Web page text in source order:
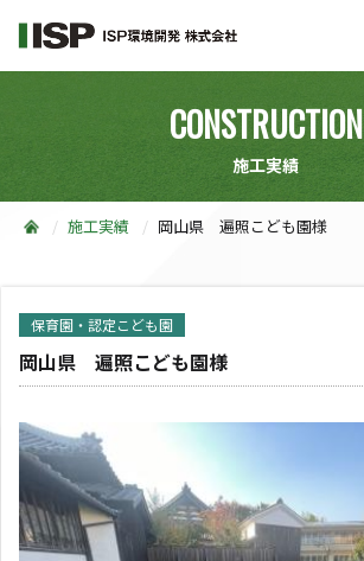
CONSTRUCTION
施工実績
施工実績 岡山県 遍照こども園様
保育園・認定こども園
岡山県 遍照こども園様